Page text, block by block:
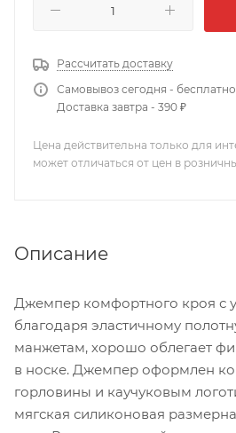
Рассчитать доставку
Самовывоз сегодня - бесплатно
Доставка завтра - 390 ₽
Цена действительна только для
может отличаться от цен в
Описание
Джемпер комфортного кроя с
благодаря эластичному
манжетам, хорошо облегает
в носке. Джемпер оформлен
горловины и каучуковым
мягская силиконовая